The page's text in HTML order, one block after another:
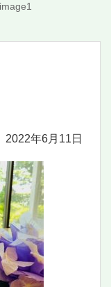
image1
2022年6月11日